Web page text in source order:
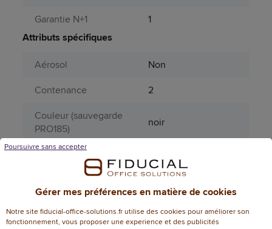
Garantie N+1
1
Attributs spécifiques
Aérosol
Non
Contenance
2
Couleur (sauvegarde
PRO185)
noir
Matière principale
acier
année N
362
Gérer mes préférences en matière de cookies
Notre site fiducial-office-solutions.fr utilise des cookies pour améliorer son
fonctionnement, vous proposer une experience et des publicités
Poursuivre sans accepter